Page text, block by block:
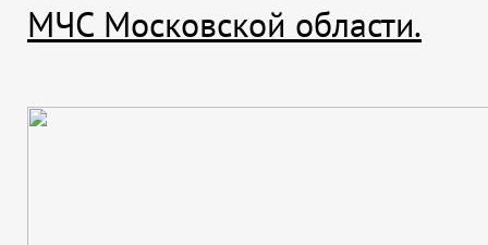
МЧС Московской области.